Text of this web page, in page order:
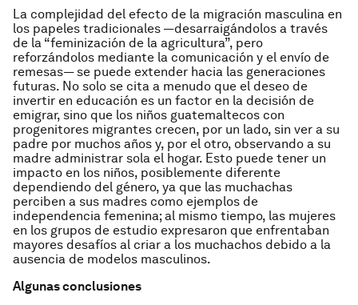
La complejidad del efecto de la migración masculina en
los papeles tradicionales —desarraigándolos a través
de la “feminización de la agricultura”, pero
reforzándolos mediante la comunicación y el envío de
remesas— se puede extender hacia las generaciones
futuras. No solo se cita a menudo que el deseo de
invertir en educación es un factor en la decisión de
emigrar, sino que los niños guatemaltecos con
progenitores migrantes crecen, por un lado, sin ver a su
padre por muchos años y, por el otro, observando a su
madre administrar sola el hogar. Esto puede tener un
impacto en los niños, posiblemente diferente
dependiendo del género, ya que las muchachas
perciben a sus madres como ejemplos de
independencia femenina; al mismo tiempo, las mujeres
en los grupos de estudio expresaron que enfrentaban
mayores desafíos al criar a los muchachos debido a la
ausencia de modelos masculinos.
Algunas conclusiones